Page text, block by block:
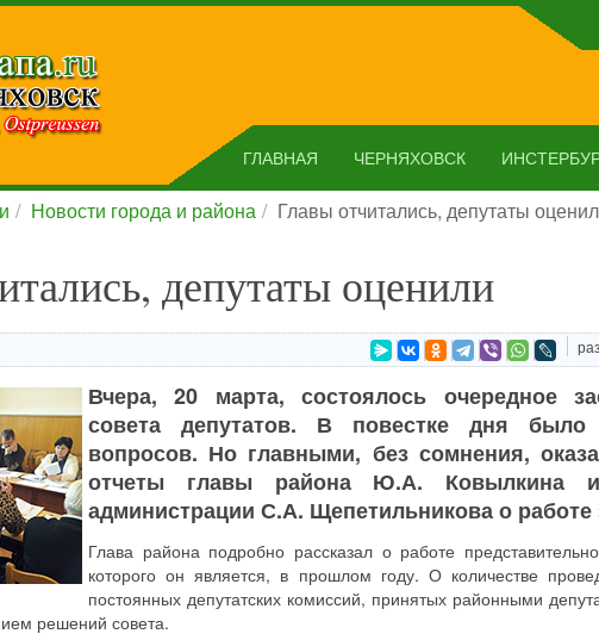
ГЛАВНАЯ ЧЕРНЯХОВСК
Новости города и района Главы отчитались, депутаты
депутаты оценили
Вчера, 20 марта, состоялось очередное
совета депутатов. В повестке дня было
вопросов. Но главными, без сомнения,
отчеты главы района Ю.А. Ковылкина
администрации С.А. Щепетильникова о работе
Глава района подробно рассказал о работе
которого он является, в прошлом году. О количестве
постоянных депутатских комиссий, принятых районными
решений совета.